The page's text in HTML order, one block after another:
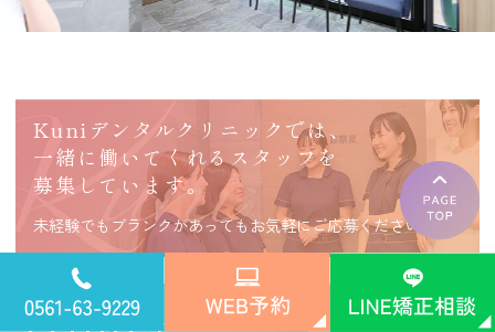
Kuniデンタルクリニックでは、
一緒に働いてくれるスタッフを
募集しています。
未経験でもブランクがあってもお気軽にご応募ください